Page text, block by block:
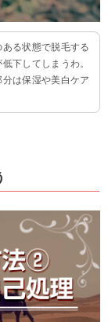
る状態で脱毛する
下してしまうわ。
は保湿や美白ケア